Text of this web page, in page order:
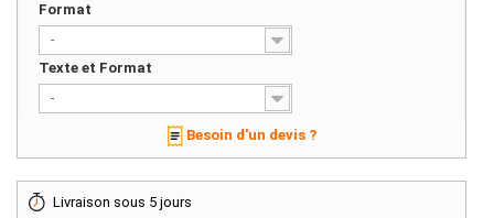
Format
-
Texte et Format
-
Besoin d'un devis ?
Livraison sous 5 jours